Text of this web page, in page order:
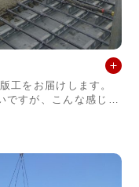
すが、こんな感じに